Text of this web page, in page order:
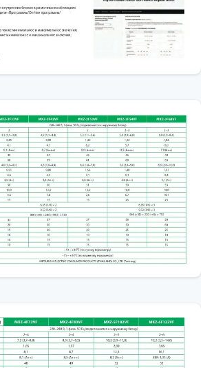
до -25°С. Стабільна теплопродуктивність
температурі. Встановлено електронагрівач
для запобігання замерзання
блоків різного конструктивного
перевірка правильності з'єднання
ліній, а також автоматична корекція